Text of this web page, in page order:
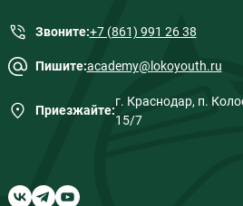
Звоните:+7 (861) 991 26 38
Пишите:academy@lokoyouth.ru
Приезжайте:
г. Краснодар, п.
15/7